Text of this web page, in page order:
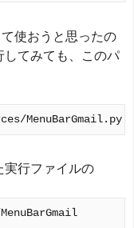
使おうと思ったの
してみても、このパ
実行ファイルの